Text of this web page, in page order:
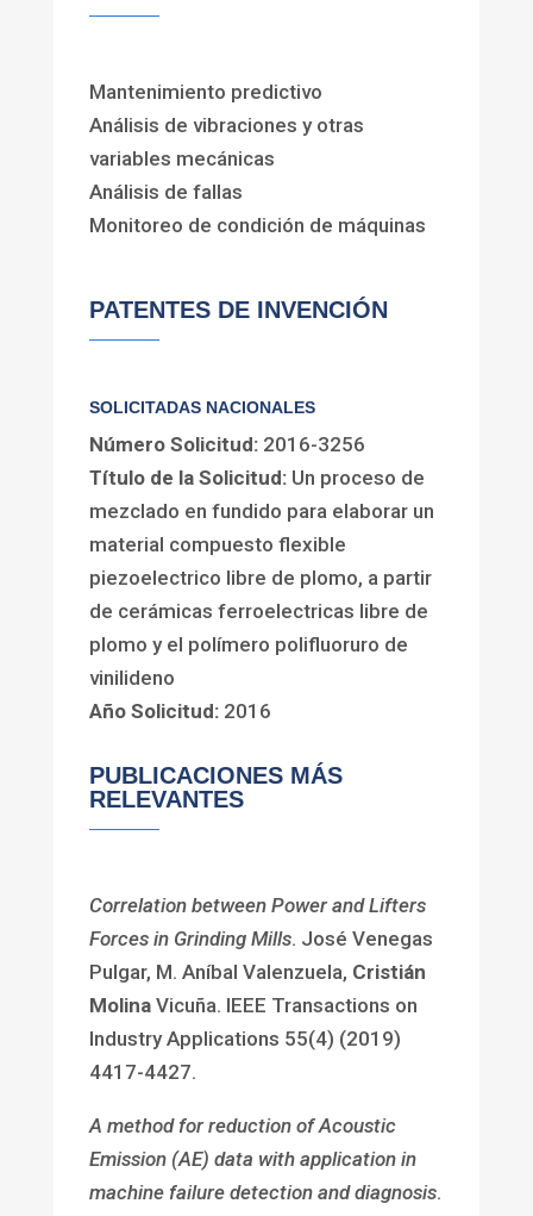
Mantenimiento predictivo
Análisis de vibraciones y otras
variables mecánicas
Análisis de fallas
Monitoreo de condición de máquinas
PATENTES DE INVENCIÓN
SOLICITADAS NACIONALES
Número Solicitud: 2016-3256
Título de la Solicitud:Un proceso de
mezclado en fundido para elaborar un
material compuesto flexible
piezoelectrico libre de plomo, a partir
de cerámicas ferroelectricas libre de
plomo y el polímero polifluoruro de
vinilideno
Año Solicitud:2016
PUBLICACIONES MÁS
RELEVANTES
Correlation between Power and Lifters
Forces in Grinding Mills. José Venegas
Pulgar, M. Aníbal Valenzuela, Cristián
MolinaVicuña. IEEE Transactions on
Industry Applications 55(4) (2019)
4417-4427.
A method for reduction of Acoustic
Emission (AE) data with application in
machine failure detection and diagnosis.